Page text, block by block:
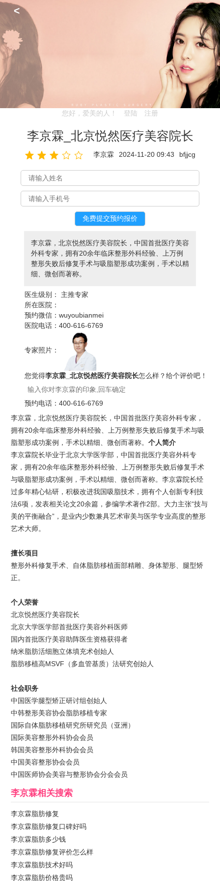
<
您好，爱美的人！ 登陆 注册
李京霖_北京悦然医疗美容院长
李京霖 2024-11-20 09:43 bfjjcg
李京霖，北京悦然医疗美容院长，中国首批医疗美容
外科专家，拥有20余年临床整形外科经验、上万例
整形失败后修复手术与吸脂塑形成功案例，手术以精
细、微创而著称。
医生级别：
主推专家
所在医院：
预约微信：wuyoubianmei
医院电话：400-616-6769
专家照片：
您觉得李京霖_北京悦然医疗美容院长怎么样？给个评价吧！
预约电话：400-616-6769
李京霖，北京悦然医疗美容院长，中国首批医疗美容外科专家，
拥有20余年临床整形外科经验、上万例整形失败后修复手术与吸
脂塑形成功案例，手术以精细、微创而著称。个人简介
李京霖院长毕业于北京大学医学部，中国首批医疗美容外科专
家，拥有20余年临床整形外科经验、上万例整形失败后修复手术
与吸脂塑形成功案例，手术以精细、微创而著称。李京霖院长经
过多年精心钻研，积极改进我国吸脂技术，拥有个人创新专利技
法6项，发表相关论文20余篇，参编学术著作2部。大力主张“技与
美的平衡融合”，是业内少数兼具艺术审美与医学专业高度的整形
艺术大师。
擅长项目
整形外科修复手术、自体脂肪移植面部精雕、身体塑形、腿型矫
正。
个人荣誉
北京悦然医疗美容院长
北京大学医学部首批医疗美容外科医师
国内首批医疗美容助阵医生资格获得者
纳米脂肪活细胞立体填充术创始人
脂肪移植高MSVF（多血管基质）法研究创始人
社会职务
中国医学腿型矫正研讨组创始人
中韩整形美容协会脂肪移植专家
国际自体脂肪移植研究所研究员（亚洲）
国际美容整形外科协会会员
韩国美容整形外科协会会员
中国美容整形协会会员
中国医师协会美容与整形协会分会会员
李京霖相关搜索
李京霖脂肪修复
李京霖脂肪修复口碑好吗
李京霖脂肪多少钱
李京霖脂肪修复评价怎么样
李京霖脂肪技术好吗
李京霖脂肪价格贵吗